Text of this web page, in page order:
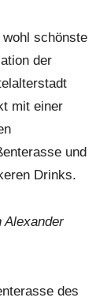
wohl schönste
der
mit einer
und
Drinks.
Alexander
des